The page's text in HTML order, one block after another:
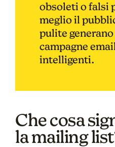
obsoleti o falsi
meglio il
pulite
campagne
intelligenti.
Che cosa
la mailing